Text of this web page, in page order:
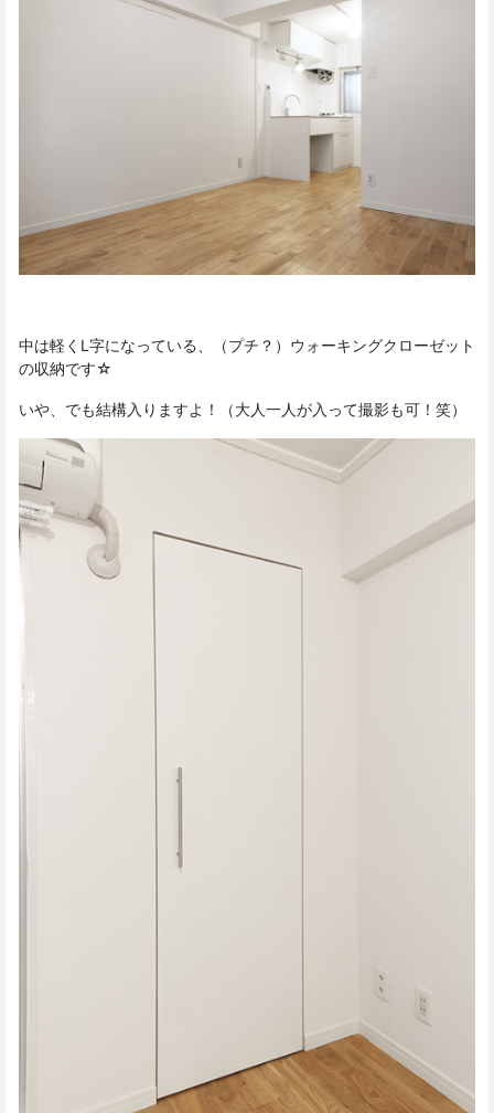
中は軽くL字になっている、（プチ？）ウォーキングクローゼット
の収納です☆
いや、でも結構入りますよ！（大人一人が入って撮影も可！笑）